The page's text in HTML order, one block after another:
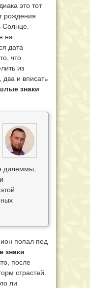
это тот
рождения
Солнце.
на
дата
что
из
два и вписать
знаки
дилеммы,
попал под
знаки
после
страстей.
ли